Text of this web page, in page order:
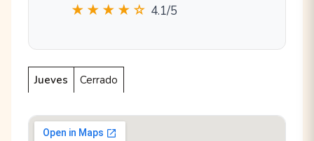
★★★★☆ 4.1/5
Jueves Cerrado